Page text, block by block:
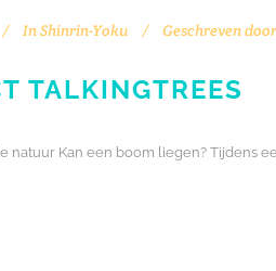
InShinrin-Yoku Geschreven door
TALKINGTREES
natuur Kan een boom liegen? Tijdens